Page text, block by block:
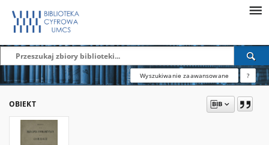
Wyszukiwanie zaawansowane ?
OBIEKT